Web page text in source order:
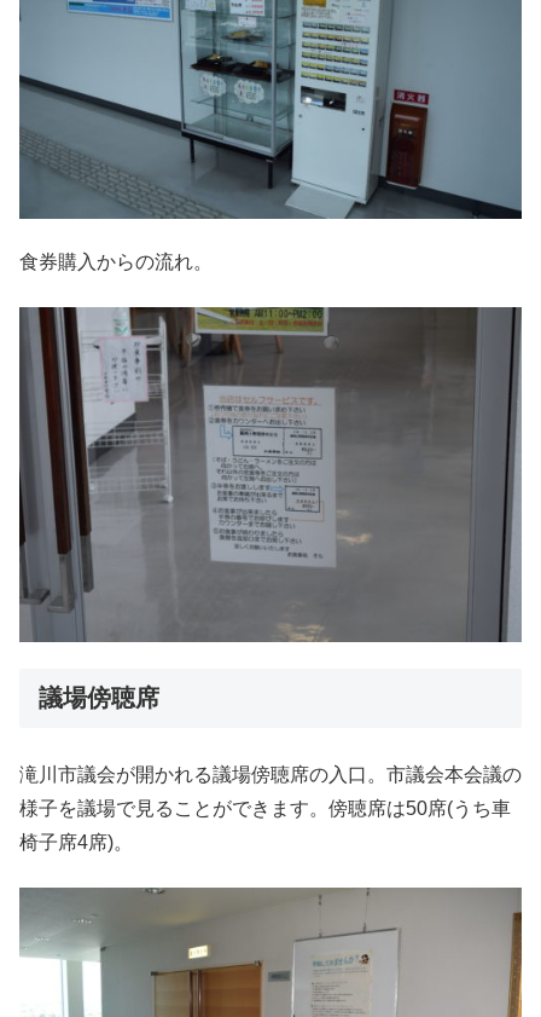
食券購入からの流れ。
議場傍聴席
滝川市議会が開かれる議場傍聴席の入口。市議会本会議の
様子を議場で見ることができます。傍聴席は50席(うち車
椅子席4席)。